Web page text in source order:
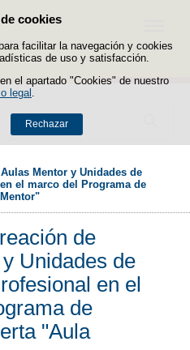
cookies
facilitar la navegación y cookies
de uso y satisfacción.
el apartado "Cookies" de nuestro
legal
Rechazar
Saltar al contenido
Buscador
Menú
Mentor y Unidades de
el marco del Programa de
de
Unidades de
en el
de
"Aula